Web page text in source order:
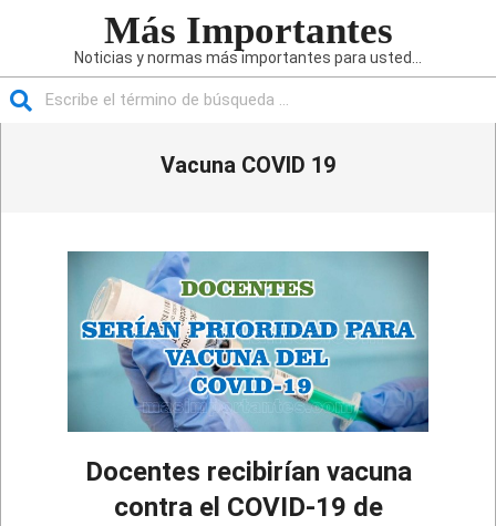
Más Importantes
Noticias y normas más importantes para usted...
Vacuna COVID 19
Docentes recibirían vacuna
contra el COVID-19 de